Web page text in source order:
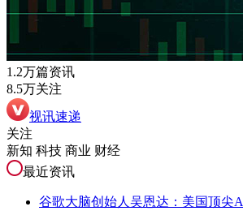
1.2万篇资讯
8.5万关注
视讯速递
关注
新知 科技 商业 财经
最近资讯
谷歌大脑创始人吴恩达：美国顶尖